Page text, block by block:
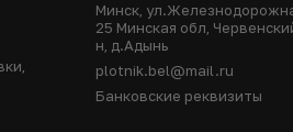
Минск,
25 Минская обл,
н, д.Адынь
plotnik.bel@mail.ru
Банковские реквизиты